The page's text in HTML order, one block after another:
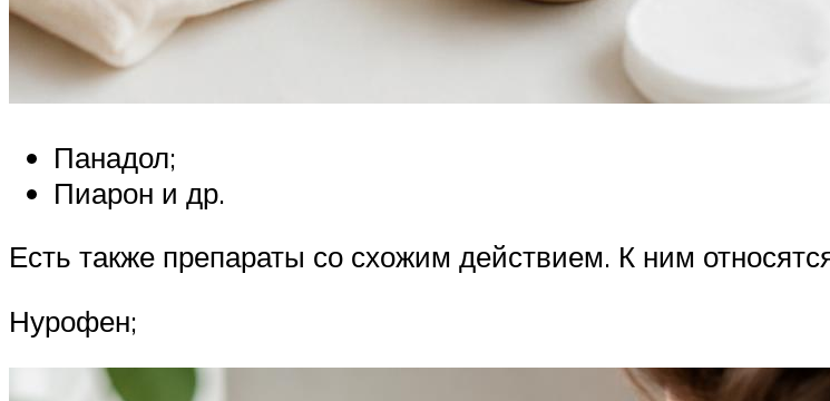
Панадол;
Пиарон и др.
Есть также препараты со схожим действием. К ним
Нурофен;